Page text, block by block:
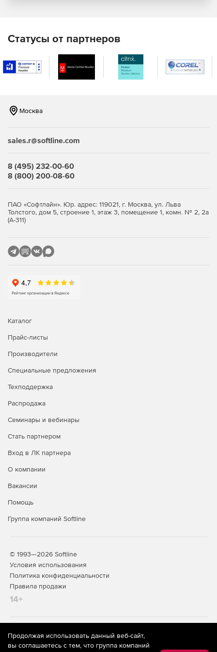
продуктивной работе. Anti-Executable защищает рабочие
станции от этих угроз, блокируя всякую попытку
неавторизованной инсталляции программного
обеспечения.
компьютере. Пиратские программы просто невозможно
Таким образом, Anti-Executable позволяет добиться
полного соответствия нормативно-правовым
регулирующим правилам.
Ключевые характеристики
Автоматическое создание белого списка программ
Централизованное применение белых списков для
ROM, USB-накопители или сетевые диски.
неавторизованной инсталляции программного
обеспечения.
Запрет на удаление или переименование любых
Совместимость:
Anti-Executable поддерживает работу с основными
Поддержка быстрого переключения пользователей.
Автоматическое распознавание специализированных
на их запуск.
Разрешение на создание подпапок в сетевых путях.
Статусы от партнеров
Москва
sales.r@softline.com
8 (495) 232-00-60
8 (800) 200-08-60
ПАО «Софтлайн». Юр. адрес: 119021, г. Москва, ул. Льва
Толстого, дом 5, строение 1, этаж 3, помещение 1, комн. № 2, 2а
(А-311)
Каталог
Прайс-листы
Производители
Специальные предложения
Техподдержка
Распродажа
Семинары и вебинары
Стать партнером
Вход в ЛК партнера
О компании
Вакансии
Помощь
Группа компаний Softline
© 1993—2026 Softline
Условия использования
Политика конфиденциальности
Правила продажи
14+
На информационном ресурсе store.softline.ru применяются
рекомендательные технологии
(информационные технологии
предоставления информации на основе сбора,
Продолжая использовать данный веб-сайт,
вы соглашаетесь с тем, что группа компаний